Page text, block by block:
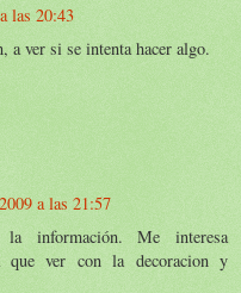
las 20:43
a ver si se intenta hacer algo.
a las 21:57
información. Me interesa
que ver con la decoracion y